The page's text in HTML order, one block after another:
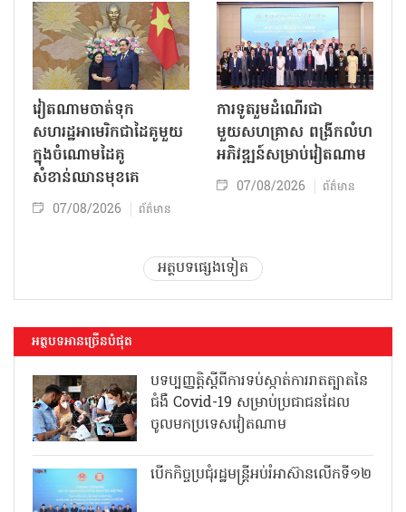
វៀតណាមចាត់ទុក
សហរដ្ឋអាមេរិកជាដៃគូមួយ
ក្នុងចំណោមដៃគូ
សំខាន់ឈានមុខគេ
07/08/2026 ព័ត៌មាន
ការទូតរួមដំណើរជា
មួយសហគ្រាស ពង្រីកលំហ
អភិវឌ្ឍន៍សម្រាប់វៀតណាម
07/08/2026 ព័ត៌មាន
អត្ថបទផ្សេងទៀត
អត្ថបទអានច្រើនបំផុត
បទប្បញ្ញត្តិស្តីពីការទប់ស្កាត់ការរាតត្បាតនៃ
ជំងឺ Covid-19 សម្រាប់ប្រជាជនដែល
ចូលមកប្រទេសវៀតណាម
បើកកិច្ចប្រជុំរដ្ឋមន្ត្រីអប់រំអាស៊ានលើកទី១២